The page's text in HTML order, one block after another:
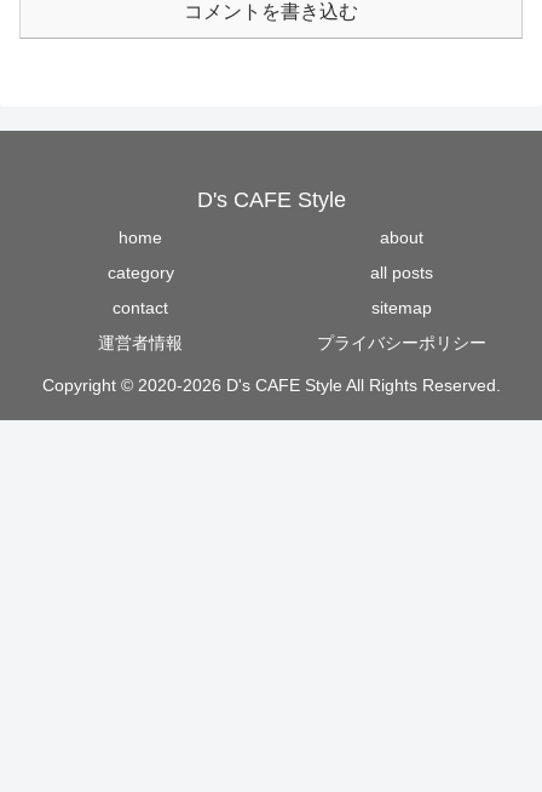
コメントを書き込む
D's CAFE Style
home
about
category
all posts
contact
sitemap
運営者情報
プライバシーポリシー
Copyright © 2020-2026 D's CAFE Style All Rights Reserved.